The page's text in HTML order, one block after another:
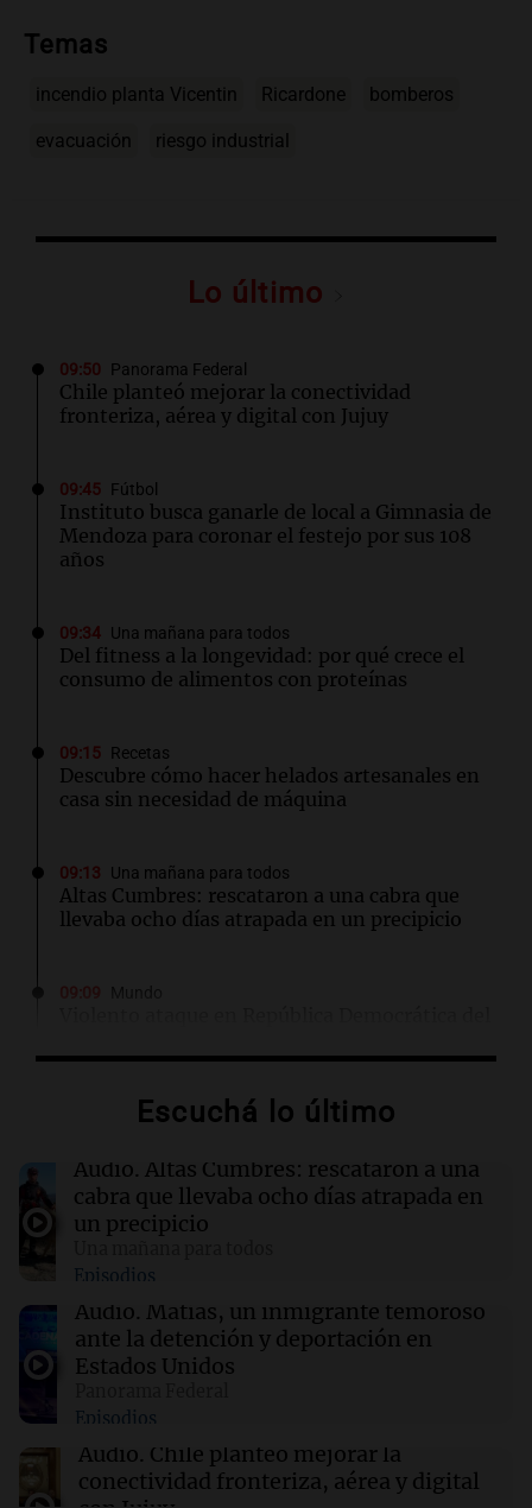
Temas
incendio planta Vicentin Ricardone bomberos
evacuación riesgo industrial
Lo último
09:50 Panorama Federal
Chile planteó mejorar la conectividad
fronteriza, aérea y digital con Jujuy
09:45 Fútbol
Instituto busca ganarle de local a Gimnasia de
Mendoza para coronar el festejo por sus 108
años
09:34 Una mañana para todos
Del fitness a la longevidad: por qué crece el
consumo de alimentos con proteínas
09:15 Recetas
Descubre cómo hacer helados artesanales en
casa sin necesidad de máquina
09:13 Una mañana para todos
Altas Cumbres: rescataron a una cabra que
llevaba ocho días atrapada en un precipicio
extremista
Boca recibe a Vélez, con el objetivo de
conseguir un nuevo triunfo
Senado de EE.UU. aprueba financiamiento
para evitar cierre del gobierno antes de
elecciones
Rosario amaneció con 4,9°C y se espera una
máxima de 14°C
Escuchá lo último
Audio. Altas Cumbres: rescataron a una
cabra que llevaba ocho días atrapada en
un precipicio
Episodios
Audio. Matías, un inmigrante temoroso
ante la detención y deportación en
Estados Unidos
Episodios
Audio. Chile planteó mejorar la
conectividad fronteriza, aérea y digital